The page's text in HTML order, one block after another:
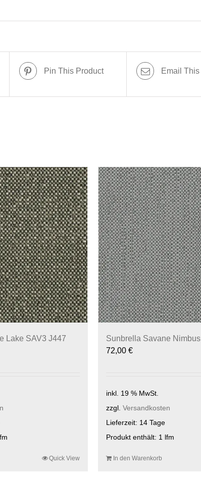
Pin This Product Email
Lake SAV3 J447
Quick View
Sunbrella Savane
72,00 €
inkl. 19 % MwSt.
zzgl. Versandkosten
Lieferzeit: 14 Tage
Produkt enthält: 1 lfm
In den Warenkorb